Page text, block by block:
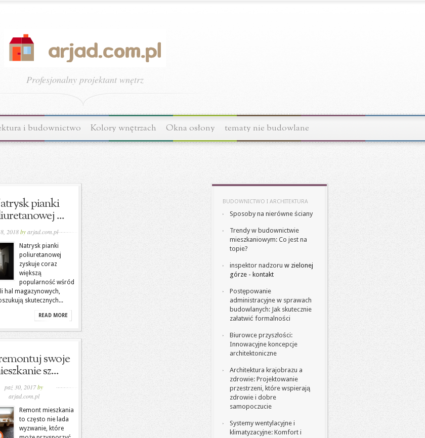
Profesjonalny projektant wnętrz
i budownictwo Kolory wnętrzach Okna osłony tematy nie budowlane
pianki
...
2018byarjad.com.pl
Natrysk pianki
poliuretanowej
zyskuje coraz
większą
popularność wśród
hal magazynowych,
skutecznych...
READ MORE
swoje
sz...
paź 30, 2017by
arjad.com.pl
Remont mieszkania
to często nie lada
wyzwanie, które
BUDOWNICTWO I ARCHITEKTURA
Sposoby na nierówne ściany
Trendy w budownictwie
mieszkaniowym: Co jest na
topie?
inspektor nadzoru w zielonej
górze - kontakt
Postępowanie
administracyjne w sprawach
budowlanych: Jak skutecznie
załatwić formalności
Biurowce przyszłości:
Innowacyjne koncepcje
architektoniczne
Architektura krajobrazu a
zdrowie: Projektowanie
przestrzeni, które wspierają
zdrowie i dobre
samopoczucie
Systemy wentylacyjne i
klimatyzacyjne: Komfort i